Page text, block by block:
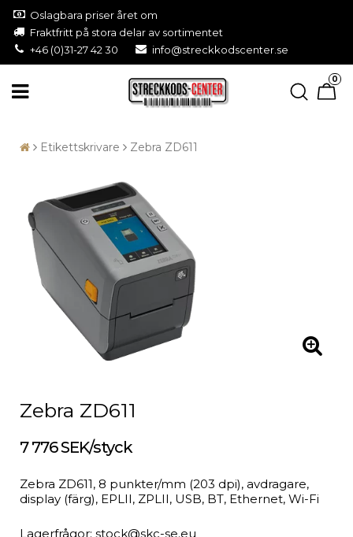
Oslagbara priser året om
Fraktfritt på stora delar av sortimentet
+46 (0)31-27 42 30
info@streckkodscenter.se
0
Etikettskrivare Zebra ZD611
Zebra ZD611
7 776 SEK/styck
Zebra ZD611, 8 punkter/mm (203 dpi), avdragare,
display (färg), EPLII, ZPLII, USB, BT, Ethernet, Wi-Fi
Lagerfrågor: stock@skc-se.eu